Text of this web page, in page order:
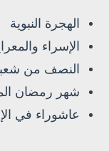
الهجرة النبوية
الإسراء
النصف من
شهر رمضان
عاشوراء في